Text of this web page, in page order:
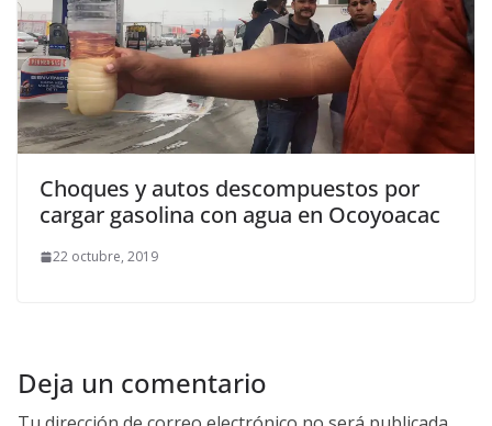
Choques y autos descompuestos por
cargar gasolina con agua en Ocoyoacac
22 octubre, 2019
Deja un comentario